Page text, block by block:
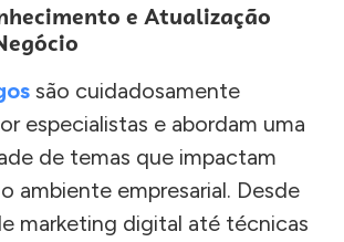
e Atualização
são cuidadosamente
especialistas e abordam uma
de temas que impactam
ambiente empresarial. Desde
marketing digital até técnicas